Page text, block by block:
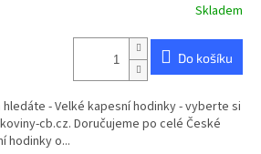
Skladem
Do košíku
- Velké kapesní hodinky - vyberte si
cb.cz. Doručujeme po celé České
hodinky o...